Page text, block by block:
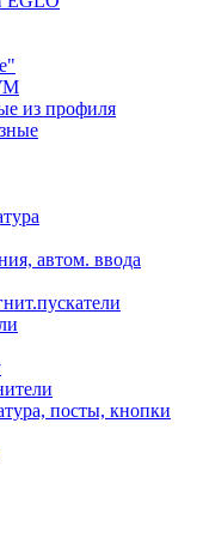
из профиля
автом. ввода
посты, кнопки